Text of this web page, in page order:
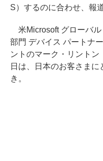
S）するのに合わせ、報
米Microsoft グローバル
部門 デバイス パートナ
ントのマーク・リント
日は、日本のお客さま
き。